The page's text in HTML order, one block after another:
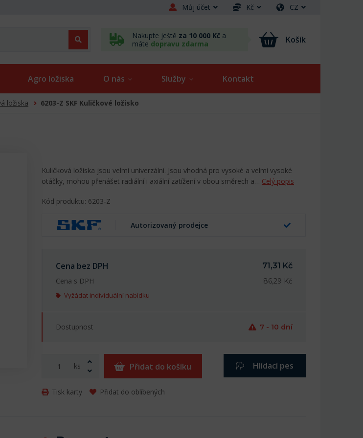
Můj účet Kč CZ
Nakupte ještě za 10 000 Kč a
máte dopravu zdarma Košík
Agro ložiska O nás Služby Kontakt
ložiska 6203-Z SKF Kuličkové ložisko
Kuličková ložiska jsou velmi univerzální. Jsou vhodná pro vysoké a velmi vysoké
otáčky, mohou přenášet radiální i axiální zatížení v obou směrech a… Celý popis
Kód produktu: 6203-Z
Autorizovaný prodejce
Cena bez DPH
71,31 Kč
Cena s DPH
86,29 Kč
Vyžádat individuální nabídku
Dostupnost 7 - 10 dní
ks Přidat do košíku Hlídací pes
Tisk karty Přidat do oblíbených